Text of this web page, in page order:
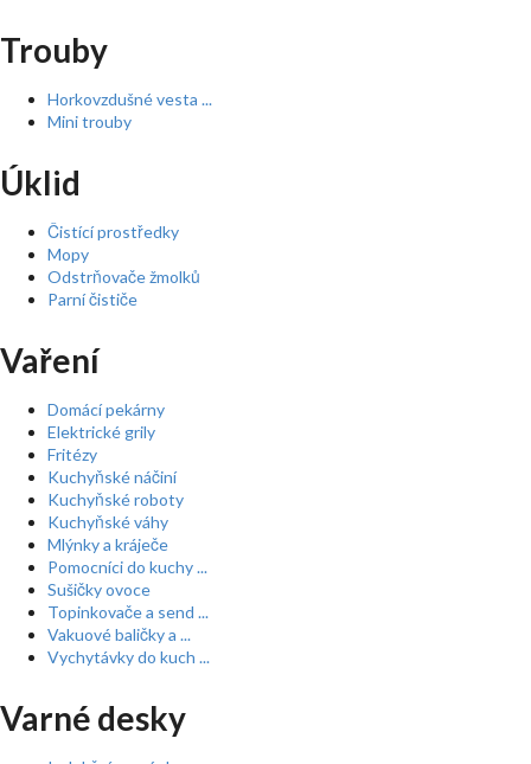
Trouby
Horkovzdušné vesta ...
Mini trouby
Úklid
Čistící prostředky
Mopy
Odstrňovače žmolků
Parní čističe
Vaření
Domácí pekárny
Elektrické grily
Fritézy
Kuchyňské náčiní
Kuchyňské roboty
Kuchyňské váhy
Mlýnky a kráječe
Pomocníci do kuchy ...
Sušičky ovoce
Topinkovače a send ...
Vakuové baličky a ...
Vychytávky do kuch ...
Varné desky